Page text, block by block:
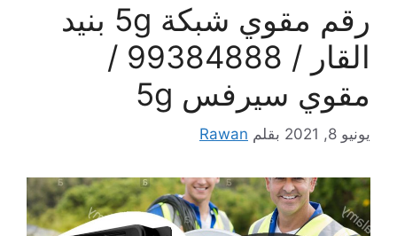
رقم مقوي شبكة 5g بنيد
القار / 99384888 /
مقوي سيرفس 5g
يونيو 8, 2021 بقلم Rawan